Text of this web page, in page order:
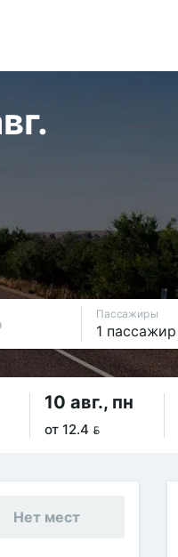
Пассажиры
10 авг., пн
от 12.4 
Нет мест